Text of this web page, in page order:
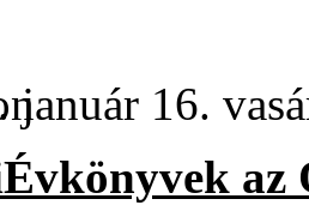
január 16.
az